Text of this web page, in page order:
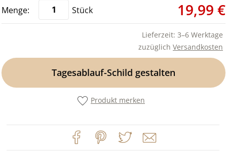
Stück 19,99 €
Lieferzeit: 3–6 Werktage
zuzüglich Versandkosten
Tagesablauf-Schild gestalten
Produkt merken